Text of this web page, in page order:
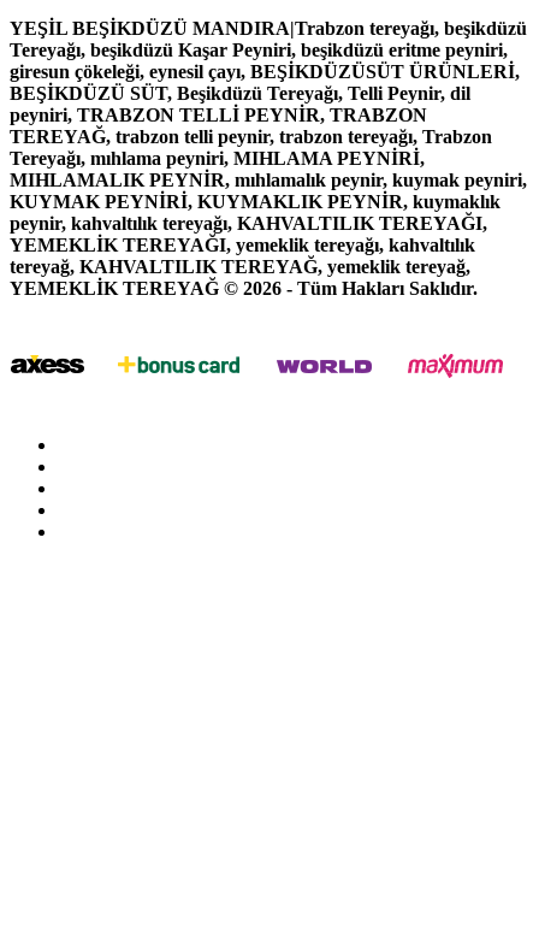
YEŞİL BEŞİKDÜZÜ MANDIRA|Trabzon tereyağı, beşikdüzü
Tereyağı, beşikdüzü Kaşar Peyniri, beşikdüzü eritme peyniri,
giresun çökeleği, eynesil çayı, BEŞİKDÜZÜSÜT ÜRÜNLERİ,
BEŞİKDÜZÜ SÜT, Beşikdüzü Tereyağı, Telli Peynir, dil
peyniri, TRABZON TELLİ PEYNİR, TRABZON
TEREYAĞ, trabzon telli peynir, trabzon tereyağı, Trabzon
Tereyağı, mıhlama peyniri, MIHLAMA PEYNİRİ,
MIHLAMALIK PEYNİR, mıhlamalık peynir, kuymak peyniri,
KUYMAK PEYNİRİ, KUYMAKLIK PEYNİR, kuymaklık
peynir, kahvaltılık tereyağı, KAHVALTILIK TEREYAĞI,
YEMEKLİK TEREYAĞI, yemeklik tereyağı, kahvaltılık
tereyağ, KAHVALTILIK TEREYAĞ, yemeklik tereyağ,
YEMEKLİK TEREYAĞ © 2026 - Tüm Hakları Saklıdır.